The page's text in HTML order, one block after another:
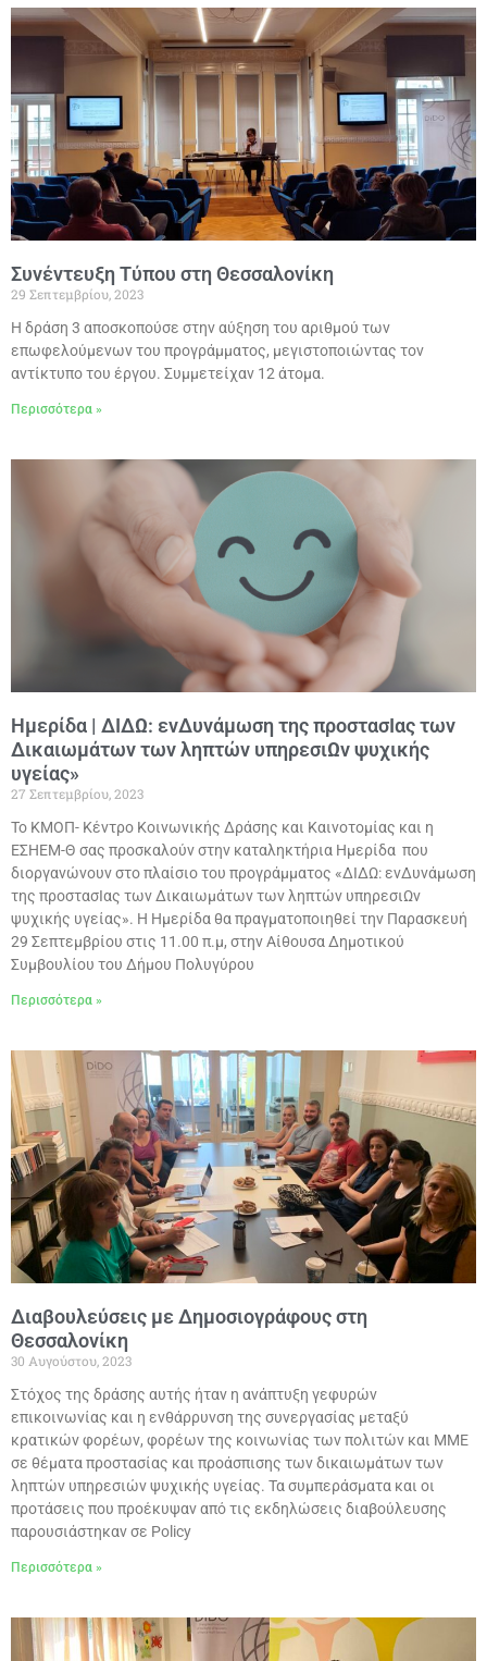
Συνέντευξη Τύπου στη Θεσσαλονίκη
29 Σεπτεμβρίου, 2023
Η δράση 3 αποσκοπούσε στην αύξηση του αριθμού των
επωφελούμενων του προγράμματος, μεγιστοποιώντας τον
αντίκτυπο του έργου. Συμμετείχαν 12 άτομα.
Περισσότερα »
Ημερίδα | ΔΙΔΩ: ενΔυνάμωση της προστασΙας των
Δικαιωμάτων των ληπτών υπηρεσιΩν ψυχικής
υγείας»
27 Σεπτεμβρίου, 2023
Το ΚΜΟΠ- Κέντρο Κοινωνικής Δράσης και Καινοτομίας και η
ΕΣΗΕΜ-Θ σας προσκαλούν στην καταληκτήρια Ημερίδα που
διοργανώνουν στο πλαίσιο του προγράμματος «ΔΙΔΩ: ενΔυνάμωση
της προστασΙας των Δικαιωμάτων των ληπτών υπηρεσιΩν
ψυχικής υγείας». Η Ημερίδα θα πραγματοποιηθεί την Παρασκευή
29 Σεπτεμβρίου στις 11.00 π.μ, στην Αίθουσα Δημοτικού
Συμβουλίου του Δήμου Πολυγύρου
Περισσότερα »
Διαβουλεύσεις με Δημοσιογράφους στη
Θεσσαλονίκη
30 Αυγούστου, 2023
Στόχος της δράσης αυτής ήταν η ανάπτυξη γεφυρών
επικοινωνίας και η ενθάρρυνση της συνεργασίας μεταξύ
κρατικών φορέων, φορέων της κοινωνίας των πολιτών και ΜΜΕ
σε θέματα προστασίας και προάσπισης των δικαιωμάτων των
ληπτών υπηρεσιών ψυχικής υγείας. Τα συμπεράσματα και οι
προτάσεις που προέκυψαν από τις εκδηλώσεις διαβούλευσης
παρουσιάστηκαν σε Policy
Περισσότερα »